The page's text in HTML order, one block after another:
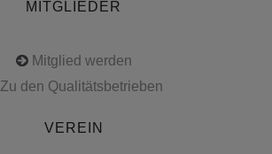
MITGLIEDER
Mitglied werden
Zu den Qualitätsbetrieben
VEREIN